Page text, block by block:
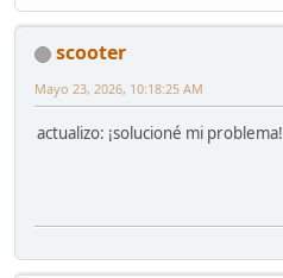
scooter
Mayo 23, 2026, 10:18:25 AM
actualizo: ¡solucioné mi problema!